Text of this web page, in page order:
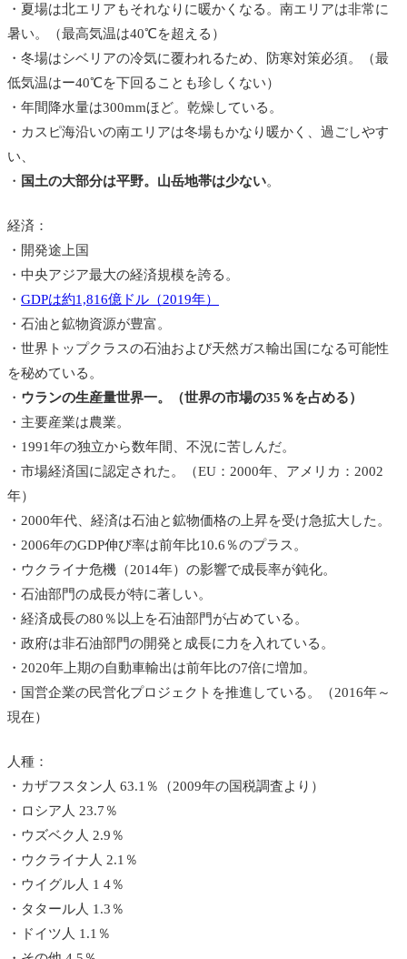
・夏場は北エリアもそれなりに暖かくなる。南エリアは非常に
暑い。（最高気温は40℃を超える）
・冬場はシベリアの冷気に覆われるため、防寒対策必須。（最
低気温はー40℃を下回ることも珍しくない）
・年間降水量は300mmほど。乾燥している。
・カスピ海沿いの南エリアは冬場もかなり暖かく、過ごしやす
い、
・ 国土の大部分は平野。山岳地帯は少ない。
経済：
・開発途上国
・中央アジア最大の経済規模を誇る。
・ GDPは約1,816億ドル（2019年）
・石油と鉱物資源が豊富。
・世界トップクラスの石油および天然ガス輸出国になる可能性
を秘めている。
・ ウランの生産量世界一。（世界の市場の35％を占める）
・主要産業は農業。
・1991年の独立から数年間、不況に苦しんだ。
・市場経済国に認定された。（EU：2000年、アメリカ：2002
年）
・2000年代、経済は石油と鉱物価格の上昇を受け急拡大した。
・2006年のGDP伸び率は前年比10.6％のプラス。
・ウクライナ危機（2014年）の影響で成長率が鈍化。
・石油部門の成長が特に著しい。
・経済成長の80％以上を石油部門が占めている。
・政府は非石油部門の開発と成長に力を入れている。
・2020年上期の自動車輸出は前年比の7倍に増加。
・国営企業の民営化プロジェクトを推進している。（2016年～
現在）
人種：
・カザフスタン人 63.1％（2009年の国税調査より）
・ロシア人 23.7％
・ウズベク人 2.9％
・ウクライナ人 2.1％
・ウイグル人 1 4％
・タタール人 1.3％
・ドイツ人 1.1％